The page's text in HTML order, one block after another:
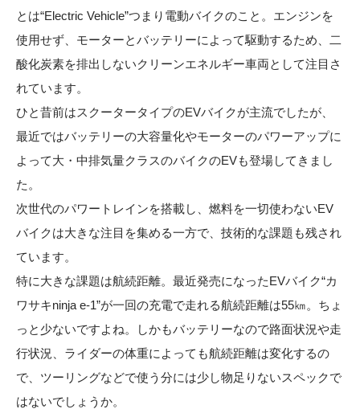
とは“Electric Vehicle”つまり電動バイクのこと。エンジンを
使用せず、モーターとバッテリーによって駆動するため、二
酸化炭素を排出しないクリーンエネルギー車両として注目さ
れています。
ひと昔前はスクータータイプのEVバイクが主流でしたが、
最近ではバッテリーの大容量化やモーターのパワーアップに
よって大・中排気量クラスのバイクのEVも登場してきまし
た。
次世代のパワートレインを搭載し、燃料を一切使わないEV
バイクは大きな注目を集める一方で、技術的な課題も残され
ています。
特に大きな課題は航続距離。最近発売になったEVバイク“カ
ワサキninja e-1”が一回の充電で走れる航続距離は55㎞。ちょ
っと少ないですよね。しかもバッテリーなので路面状況や走
行状況、ライダーの体重によっても航続距離は変化するの
で、ツーリングなどで使う分には少し物足りないスペックで
はないでしょうか。